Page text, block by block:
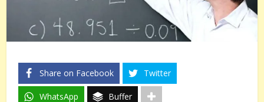
Share on Facebook Twitter
WhatsApp Buffer